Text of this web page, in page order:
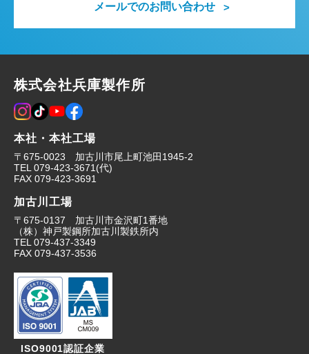
メールでのお問い合わせ
株式会社兵庫製作所
本社・本社工場
〒675-0023 加古川市尾上町池田1945-2
TEL 079-423-3671 (代)
FAX 079-423-3691
加古川工場
〒675-0137 加古川市金沢町1番地
（株）神戸製鋼所加古川製鉄所内
TEL 079-437-3349
FAX 079-437-3536
ISO9001認証企業